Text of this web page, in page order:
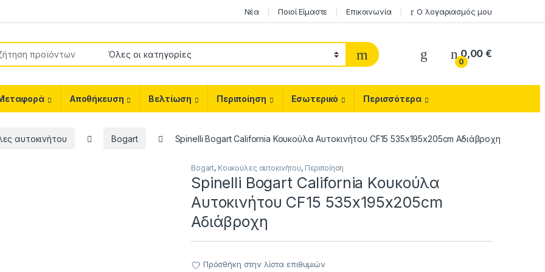
Νέα Ποιοί Είμαστε Επικοινωνία Ο λογαριασμός μου
0
0,00€
Αποθήκευση Βελτίωση Περιποίηση Εσωτερικό Περισσότερα
αυτοκινήτου Bogart Spinelli Bogart California Κουκούλα Αυτοκινήτου CF15 535x195x205cm Αδιάβροχη
Bogart, Κουκούλες αυτοκινήτου, Περιποίηση
Spinelli Bogart California Κουκούλα
Αυτοκινήτου CF15 535x195x205cm
Αδιάβροχη
Πρόσθήκη στην λίστα επιθυμιών